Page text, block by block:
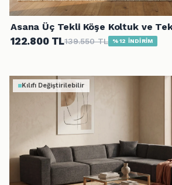
Asana Üç Tekli Köşe Koltuk ve
122.800 TL139.550 TL %12 İNDİRİM
Kılıfı Değiştirilebilir